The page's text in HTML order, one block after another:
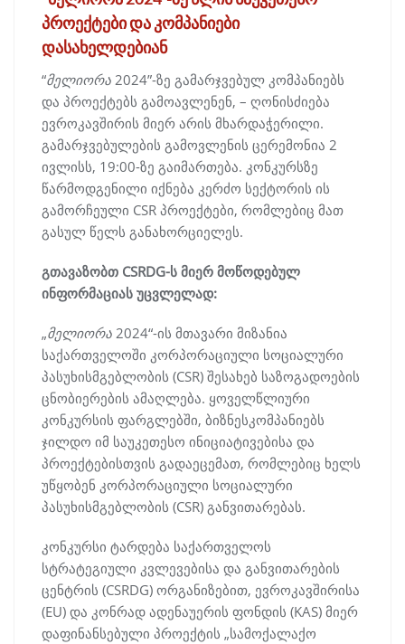
პროექტები და კომპანიები
დასახელდებიან
“მელიორა 2024”-ზე გამარჯვებულ კომპანიებს
და პროექტებს გამოავლენენ, – ღონისძიება
ევროკავშირის მიერ არის მხარდაჭერილი.
გამარჯვებულების გამოვლენის ცერემონია 2
ივლისს, 19:00-ზე გაიმართება. კონკურსზე
წარმოდგენილი იქნება კერძო სექტორის ის
გამორჩეული CSR პროექტები, რომლებიც მათ
გასულ წელს განახორციელეს.
გთავაზობთ CSRDG-ს მიერ მოწოდებულ
ინფორმაციას უცვლელად:
„მელიორა 2024“-ის მთავარი მიზანია
საქართველოში კორპორაციული სოციალური
პასუხისმგებლობის (CSR) შესახებ საზოგადოების
ცნობიერების ამაღლება. ყოველწლიური
კონკურსის ფარგლებში, ბიზნესკომპანიებს
ჯილდო იმ საუკეთესო ინიციატივებისა და
პროექტებისთვის გადაეცემათ, რომლებიც ხელს
უწყობენ კორპორაციული სოციალური
პასუხისმგებლობის (CSR) განვითარებას.
კონკურსი ტარდება საქართველოს
სტრატეგიული კვლევებისა და განვითარების
ცენტრის (CSRDG) ორგანიზებით, ევროკავშირისა
(EU) და კონრად ადენაუერის ფონდის (KAS) მიერ
დაფინანსებული პროექტის „სამოქალაქო